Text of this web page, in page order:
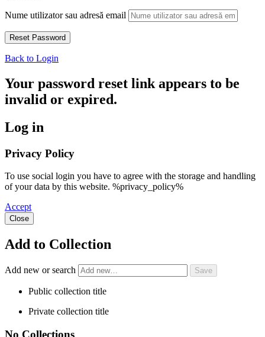
Nume utilizator sau adresă email
Back to Login
Your password reset link appears to be
invalid or expired.
Log in
Privacy Policy
To use social login you have to agree with the storage and handling
of your data by this website. %privacy_policy%
Accept
Close
Add to Collection
Add new or search
Public collection title
Private collection title
No Collections